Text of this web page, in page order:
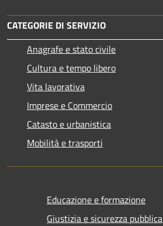
CATEGORIE DI SERVIZIO
Anagrafe e stato civile
Cultura e tempo libero
Vita lavorativa
Imprese e Commercio
Catasto e urbanistica
Mobilità e trasporti
Educazione e formazione
Giustizia e sicurezza pubblica